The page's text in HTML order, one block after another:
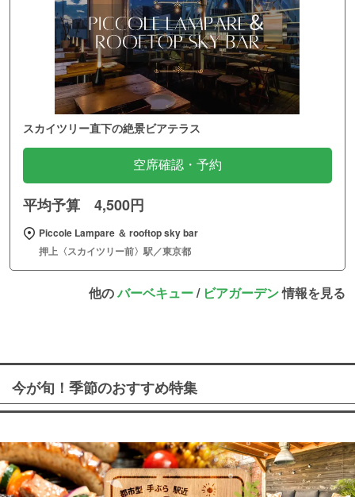
スカイツリー直下の絶景ビアテラス
空席確認・予約
平均予算 4,500円
Piccole Lampare ＆ rooftop sky bar
押上〈スカイツリー前〉駅／東京都
他のバーベキュー/ ビアガーデン情報を見る
今が旬！季節のおすすめ特集